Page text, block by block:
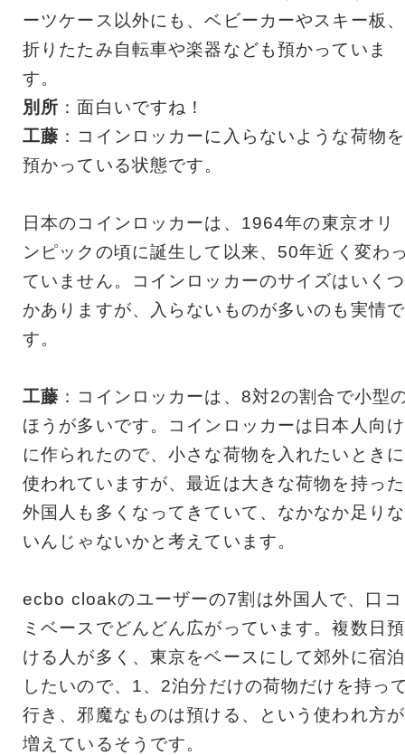
ーツケース以外にも、ベビーカーやスキー板、
折りたたみ自転車や楽器なども預かっていま
す。
別所 ：面白いですね！
工藤 ：コインロッカーに入らないような荷物を
預かっている状態です。
日本のコインロッカーは、1964年の東京オリ
ンピックの頃に誕生して以来、50年近く変わ
ていません。コインロッカーのサイズはいくつ
かありますが、入らないものが多いのも実情で
す。
工藤 ：コインロッカーは、8対2の割合で小型
ほうが多いです。コインロッカーは日本人向け
に作られたので、小さな荷物を入れたいときに
使われていますが、最近は大きな荷物を持った
外国人も多くなってきていて、なかなか足りな
いんじゃないかと考えています。
ecbo cloakのユーザーの7割は外国人で、口コ
ミベースでどんどん広がっています。複数日預
ける人が多く、東京をベースにして郊外に宿泊
したいので、1、2泊分だけの荷物だけを持っ
行き、邪魔なものは預ける、という使われ方が
増えているそうです。